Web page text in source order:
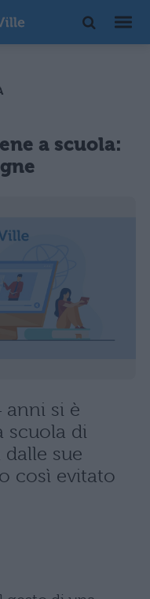
a scuola:
anni si è
scuola di
sue
così evitato